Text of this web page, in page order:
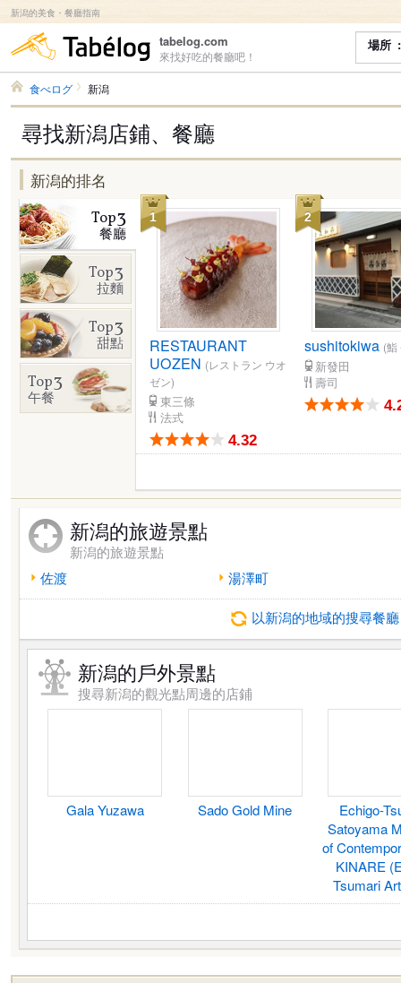
新潟的美食・餐廳指南
食べログ
tabelog.com
來找好吃的餐廳吧！
場所
食べログ 新潟
尋找新潟店鋪、餐廳
新潟的排名
Top3
餐廳
Top3
拉麵
Top3
甜點
Top3
午餐
1
RESTAURANT
UOZEN (レストラン ウオ
ゼン)
東三條
法式
4.32
2
sushitokiwa (鮨
新發田
壽司
新潟的旅遊景點
新潟的旅遊景點
佐渡
湯澤町
以新潟的地域的搜尋餐廳
新潟的戶外景點
搜尋新潟的觀光點周邊的店鋪
Gala Yuzawa Sado Gold Mine
Echigo-
Satoyama
of
KINARE
Tsumari